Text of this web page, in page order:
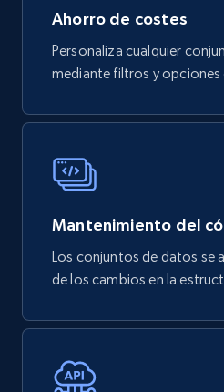
X (formerly Twitter) -
Profile image link, External
Social media
IMDB media
Videos, Photos, Top cast,
Ahorro de costes
Personaliza cualquier
mediante filtros y
Mantenimiento del
Los conjuntos de datos se
de los cambios en la